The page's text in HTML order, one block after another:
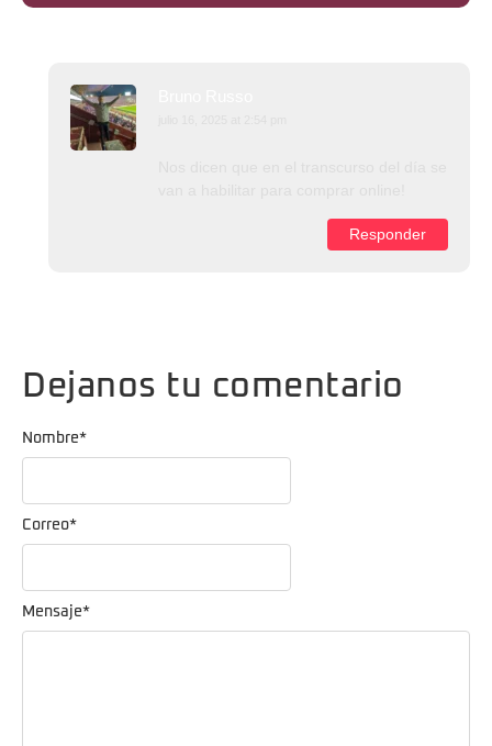
Responder
Dejanos tu comentario
Mensaje*
Nombre*
Correo*